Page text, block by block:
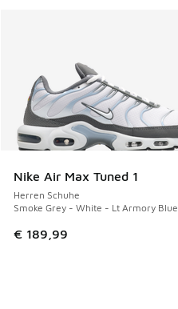
Nike Air Max Tuned 1
Herren Schuhe
Smoke Grey - White - Lt Armory Blue
€ 189,99